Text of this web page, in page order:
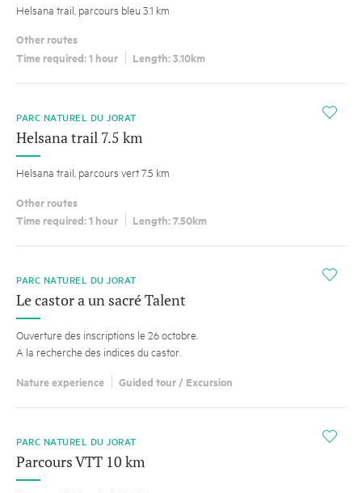
Helsana trail, parcours bleu 3.1 km
Other routes
Time required: 1 hour
Length: 3.10km
i
PARC NATUREL DU JORAT
Helsana trail 7.5 km
Helsana trail, parcours vert 7.5 km
Other routes
Time required: 1 hour
Length: 7.50km
i
PARC NATUREL DU JORAT
Le castor a un sacré Talent
Ouverture des inscriptions le 26 octobre.
A la recherche des indices du castor.
Nature experience Guided tour / Excursion
i
PARC NATUREL DU JORAT
Parcours VTT 10 km